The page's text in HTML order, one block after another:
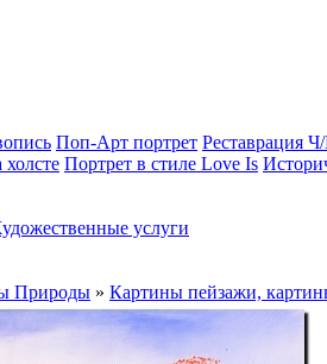
Поп-Арт портрет Реставрация
Портрет в стиле Love Is
услуги
Природы » Картины пейзажи,